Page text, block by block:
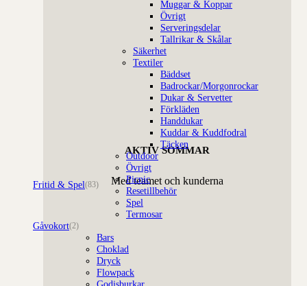
AKTIV SOMMAR
Med teamet och kunderna
Muggar & Koppar
Övrigt
Serveringsdelar
Tallrikar & Skålar
Säkerhet
Textiler
Bäddset
Badrockar/Morgonrockar
Dukar & Servetter
Förkläden
Handdukar
Kuddar & Kuddfodral
Täcken
Fritid & Spel(83)
Outdoor
Övrigt
Picnic
Resetillbehör
Spel
Termosar
Gåvokort(2)
Bars
Choklad
Dryck
Flowpack